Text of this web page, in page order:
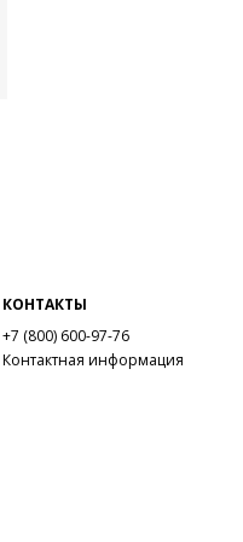
КОНТАКТЫ
+7 (800) 600-97-76
Контактная информация